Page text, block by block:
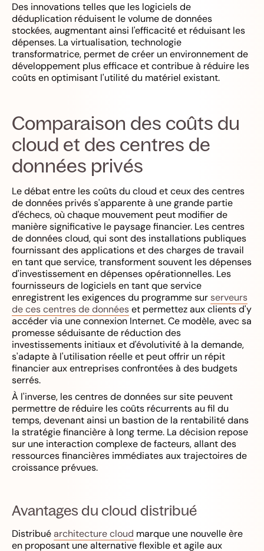
Des innovations telles que les logiciels de
déduplication réduisent le volume de données
stockées, augmentant ainsi l'efficacité et réduisant les
dépenses. La virtualisation, technologie
transformatrice, permet de créer un environnement de
développement plus efficace et contribue à réduire les
coûts en optimisant l'utilité du matériel existant.
Comparaison des coûts du
cloud et des centres de
données privés
Le débat entre les coûts du cloud et ceux des centres
de données privés s'apparente à une grande partie
d'échecs, où chaque mouvement peut modifier de
manière significative le paysage financier. Les centres
de données cloud, qui sont des installations publiques
fournissant des applications et des charges de travail
en tant que service, transforment souvent les dépenses
d'investissement en dépenses opérationnelles. Les
fournisseurs de logiciels en tant que service
enregistrent les exigences du programme sur serveurs
de ces centres de donnéeset permettez aux clients d'y
accéder via une connexion Internet. Ce modèle, avec sa
promesse séduisante de réduction des
investissements initiaux et d'évolutivité à la demande,
s'adapte à l'utilisation réelle et peut offrir un répit
financier aux entreprises confrontées à des budgets
serrés.
À l'inverse, les centres de données sur site peuvent
permettre de réduire les coûts récurrents au fil du
temps, devenant ainsi un bastion de la rentabilité dans
la stratégie financière à long terme. La décision repose
sur une interaction complexe de facteurs, allant des
ressources financières immédiates aux trajectoires de
croissance prévues.
Avantages du cloud distribué
Distribuéarchitecture cloud marque une nouvelle ère
en proposant une alternative flexible et agile aux